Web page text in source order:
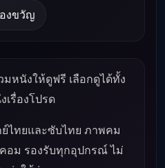
งขวัญ
หนังให้ดูฟรี เลือกดูได้ทั้ง
รื่องโปรด
ไทยและซับไทย ภาพคม
อม รองรับทุกอุปกรณ์ ไม่